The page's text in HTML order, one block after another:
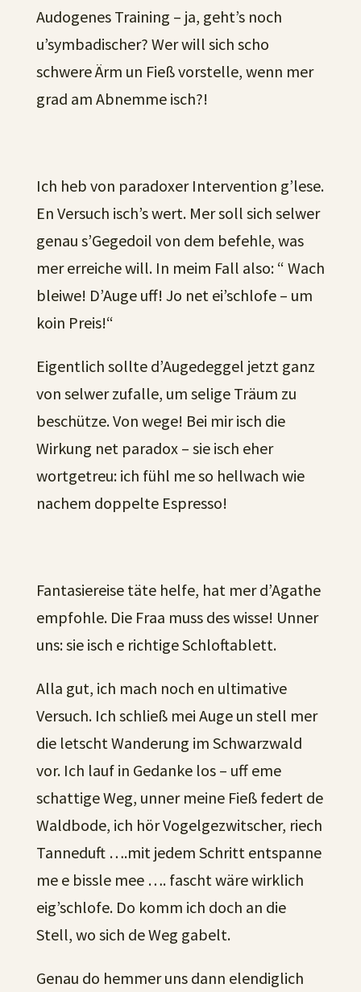
Audogenes Training – ja, geht’s noch
u’symbadischer? Wer will sich scho
schwere Ärm un Fieß vorstelle, wenn mer
grad am Abnemme isch?!
Ich heb von paradoxer Intervention g’lese.
En Versuch isch’s wert. Mer soll sich selwer
genau s’Gegedoil von dem befehle, was
mer erreiche will. In meim Fall also: “ Wach
bleiwe! D’Auge uff! Jo net ei’schlofe – um
koin Preis!“
Eigentlich sollte d’Augedeggel jetzt ganz
von selwer zufalle, um selige Träum zu
beschütze. Von wege! Bei mir isch die
Wirkung net paradox – sie isch eher
wortgetreu: ich fühl me so hellwach wie
nachem doppelte Espresso!
Fantasiereise täte helfe, hat mer d’Agathe
empfohle. Die Fraa muss des wisse! Unner
uns: sie isch e richtige Schloftablett.
Alla gut, ich mach noch en ultimative
Versuch. Ich schließ mei Auge un stell mer
die letscht Wanderung im Schwarzwald
vor. Ich lauf in Gedanke los – uff eme
schattige Weg, unner meine Fieß federt de
Waldbode, ich hör Vogelgezwitscher, riech
Tanneduft ….mit jedem Schritt entspanne
me e bissle mee …. fascht wäre wirklich
eig’schlofe. Do komm ich doch an die
Stell, wo sich de Weg gabelt.
Genau do hemmer uns dann elendiglich